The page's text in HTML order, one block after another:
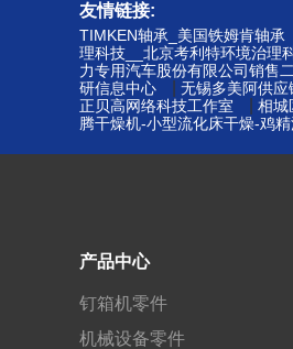
友情链接:
TIMKEN轴承_美国铁姆肯轴承
理科技__北京考利特环境治理
力专用汽车股份有限公司销售
研信息中心
无锡多美阿供应
正贝高网络科技工作室
相城
腾干燥机-小型流化床干燥-鸡
产品中心
钉箱机零件
机械设备零件